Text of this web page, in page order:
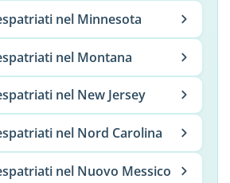
nel Minnesota
nel Montana
nel New Jersey
nel Nord Carolina
nel Nuovo Messico